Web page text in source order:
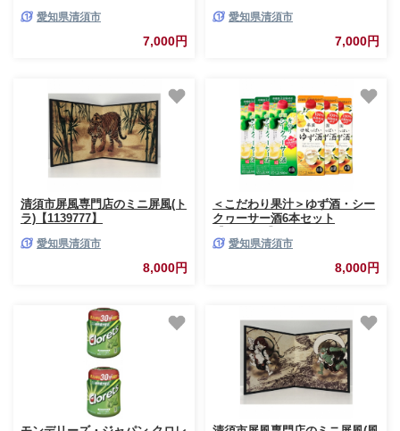
愛知県清須市
7,000円
愛知県清須市
7,000円
清須市屏風専門店のミニ屏風(ト
ラ)【1139777】
愛知県清須市
8,000円
＜こだわり果汁＞ゆず酒・シー
クヮーサー酒6本セット
愛知県清須市
8,000円